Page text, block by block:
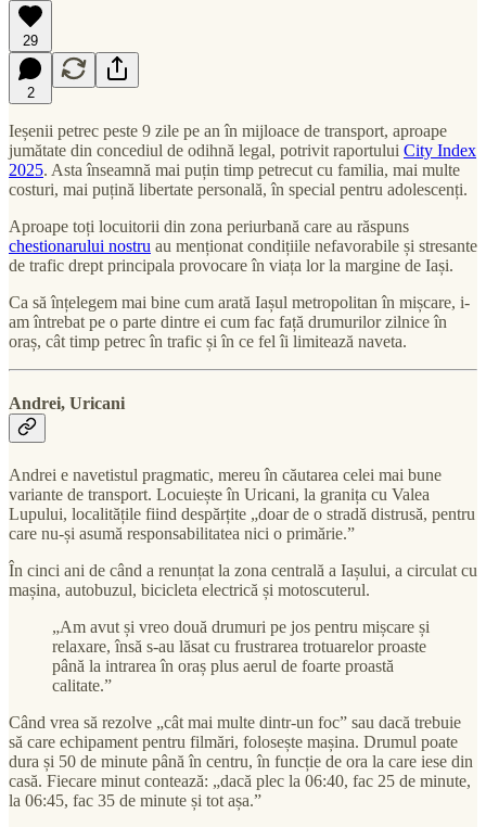
29
2
Ieșenii petrec peste 9 zile pe an în mijloace de transport, aproape
jumătate din concediul de odihnă legal, potrivit raportului City Index
2025. Asta înseamnă mai puțin timp petrecut cu familia, mai multe
costuri, mai puțină libertate personală, în special pentru adolescenți.
Aproape toți locuitorii din zona periurbană care au răspuns
chestionarului nostru au menționat condițiile nefavorabile și stresante
de trafic drept principala provocare în viața lor la margine de Iași.
Ca să înțelegem mai bine cum arată Iașul metropolitan în mișcare, i-
am întrebat pe o parte dintre ei cum fac față drumurilor zilnice în
oraș, cât timp petrec în trafic și în ce fel îi limitează naveta.
Andrei, Uricani
Andrei e navetistul pragmatic, mereu în căutarea celei mai bune
variante de transport. Locuiește în Uricani, la granița cu Valea
Lupului, localitățile fiind despărțite „doar de o stradă distrusă, pentru
care nu-și asumă responsabilitatea nici o primărie.”
În cinci ani de când a renunțat la zona centrală a Iașului, a circulat cu
mașina, autobuzul, bicicleta electrică și motoscuterul.
„Am avut și vreo două drumuri pe jos pentru mișcare și
relaxare, însă s-au lăsat cu frustrarea trotuarelor proaste
până la intrarea în oraș plus aerul de foarte proastă
calitate.”
Când vrea să rezolve „cât mai multe dintr-un foc” sau dacă trebuie
să care echipament pentru filmări, folosește mașina. Drumul poate
dura și 50 de minute până în centru, în funcție de ora la care iese din
casă. Fiecare minut contează: „dacă plec la 06:40, fac 25 de minute,
la 06:45, fac 35 de minute și tot așa.”